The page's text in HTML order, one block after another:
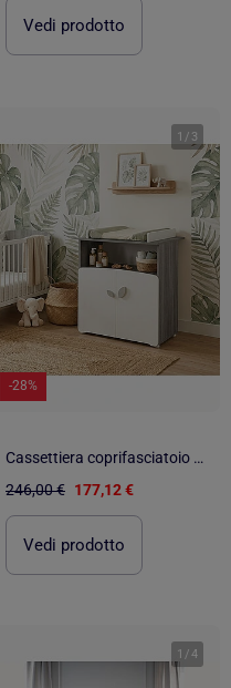
Vedi prodotto
1 / 3
-28%
Cassettiera coprifasciatoio a 2 ante in legno grigio - BABYPRICE
246,00 € 177,12 €
Vedi prodotto
1 /4